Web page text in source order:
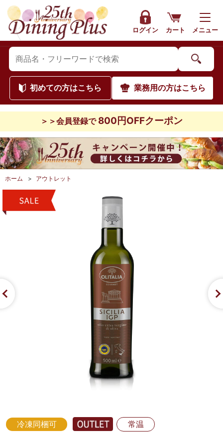
ログイン カート メニュー
初めての方はこちら 業務用の方はこちら
＞＞会員登録で 800円OFFクーポン
ホーム > アウトレット
冷凍同梱可 常温